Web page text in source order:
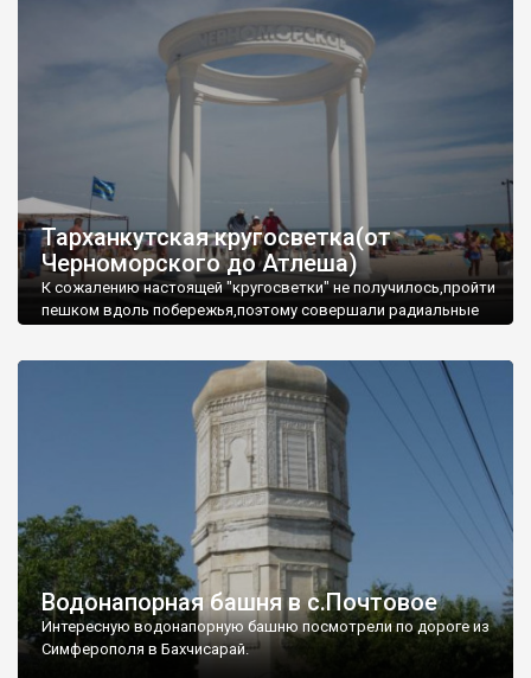
Тарханкутская кругосветка(от
Черноморского до Атлеша)
К сожалению настоящей "кругосветки" не получилось,пройти
пешком вдоль побережья,поэтому совершали радиальные
Водонапорная башня в с.Почтовое
Интересную водонапорную башню посмотрели по дороге из
Симферополя в Бахчисарай.